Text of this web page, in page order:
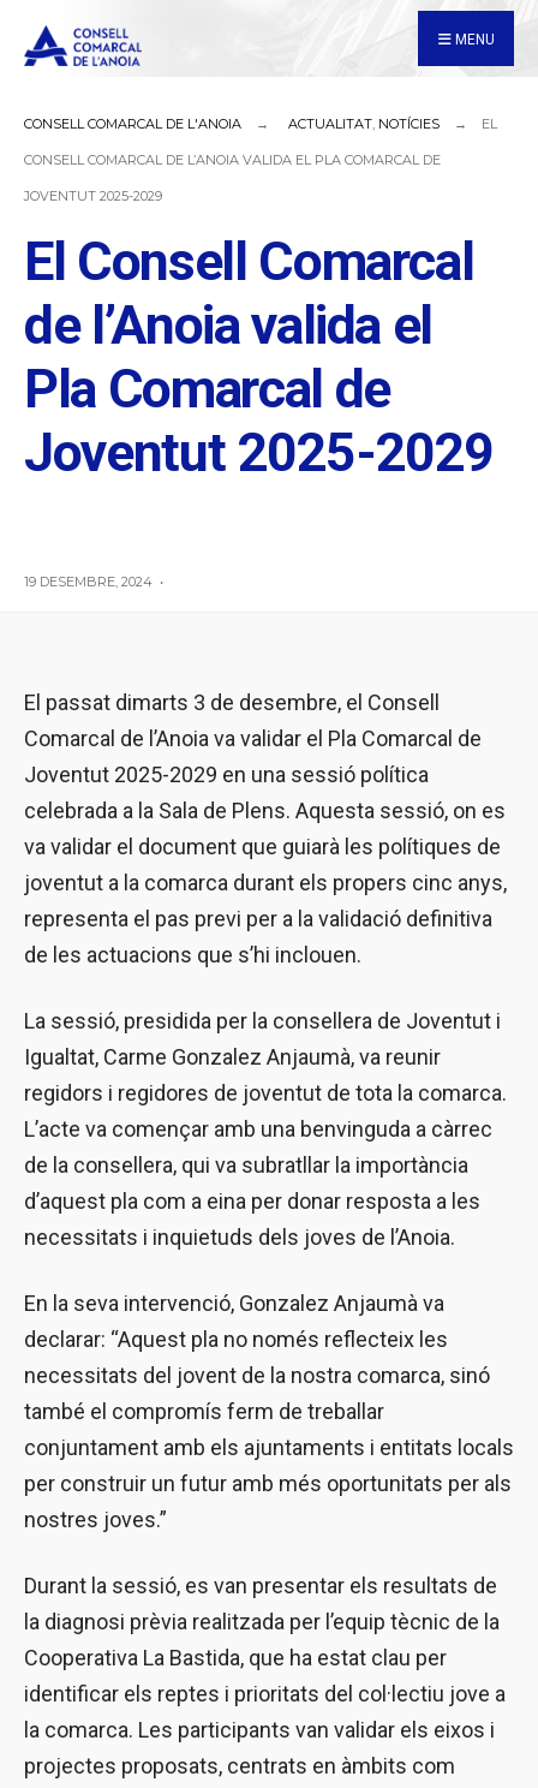
MENU
CONSELL COMARCAL DE L'ANOIA ACTUALITAT, NOTÍCIES EL
CONSELL COMARCAL DE L’ANOIA VALIDA EL PLA COMARCAL DE
JOVENTUT 2025-2029
El Consell Comarcal
de l’Anoia valida el
Pla Comarcal de
Joventut 2025-2029
19 DESEMBRE, 2024 •
El passat dimarts 3 de desembre, el Consell
Comarcal de l’Anoia va validar el Pla Comarcal de
Joventut 2025-2029 en una sessió política
celebrada a la Sala de Plens. Aquesta sessió, on es
va validar el document que guiarà les polítiques de
joventut a la comarca durant els propers cinc anys,
representa el pas previ per a la validació definitiva
de les actuacions que s’hi inclouen.
La sessió, presidida per la consellera de Joventut i
Igualtat, Carme Gonzalez Anjaumà, va reunir
regidors i regidores de joventut de tota la comarca.
L’acte va començar amb una benvinguda a càrrec
de la consellera, qui va subratllar la importància
d’aquest pla com a eina per donar resposta a les
necessitats i inquietuds dels joves de l’Anoia.
En la seva intervenció, Gonzalez Anjaumà va
declarar: “Aquest pla no només reflecteix les
necessitats del jovent de la nostra comarca, sinó
també el compromís ferm de treballar
conjuntament amb els ajuntaments i entitats locals
per construir un futur amb més oportunitats per als
nostres joves.”
Durant la sessió, es van presentar els resultats de
la diagnosi prèvia realitzada per l’equip tècnic de la
Cooperativa La Bastida, que ha estat clau per
identificar els reptes i prioritats del col·lectiu jove a
la comarca. Les participants van validar els eixos i
projectes proposats, centrats en àmbits com